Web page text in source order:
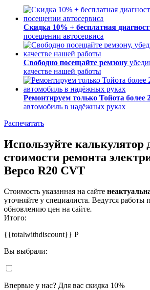
Скидка 10% + бесплатная
посещении автосервиса
Свободно посещайте ремзону
качестве нашей работы
Ремонтируем только Тойота более
автомобиль в надёжных руках
Распечатать
Используйте калькулятор
стоимости ремонта
Версо R20 CVT
Стоимость указанная на сайте
уточняйте у специалиста. Ведутся работы
обновлению цен на сайте.
Итого:
{{totalwithdiscount}} Р
Вы выбрали:
Впервые у нас? Для вас скидка 10%